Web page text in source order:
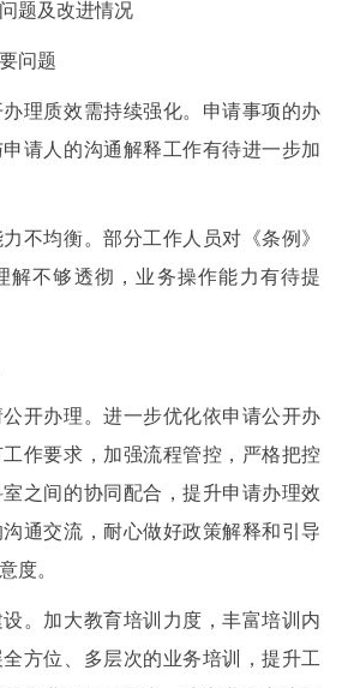
及改进情况
问题
质效需持续强化。申请事项的办
请人的沟通解释工作有待进一步加
均衡。部分工作人员对《条例》
解不够透彻，业务操作能力有待提
办理。进一步优化依申请公开办
作要求，加强流程管控，严格把控
之间的协同配合，提升申请办理效
通交流，耐心做好政策解释和引导
度。
加大教育培训力度，丰富培训内
方位、多层次的业务培训，提升工